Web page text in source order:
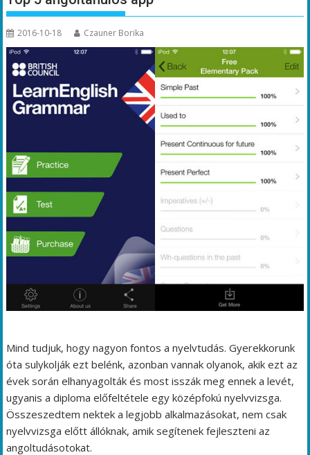
2016-10-18 Czauner Borika
Mind tudjuk, hogy nagyon fontos a nyelvtudás. Gyerekkorunk
óta sulykolják ezt belénk, azonban vannak olyanok, akik ezt az
évek során elhanyagolták és most isszák meg ennek a levét,
ugyanis a diploma előfeltétele egy középfokú nyelvvizsga.
Összeszedtem nektek a legjobb alkalmazásokat, nem csak
nyelvvizsga előtt állóknak, amik segítenek fejleszteni az
angoltudásotokat.